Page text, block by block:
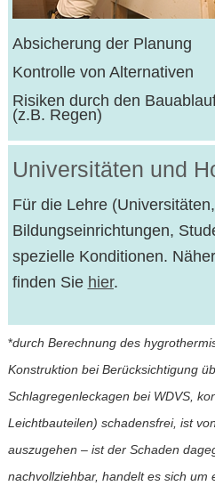
Absicherung der Planung
Kontrolle von Alternativen
Risiken durch den
(z.B. Regen)
Universitäten und
Für die Lehre (Universitäten,
Bildungseinrichtungen,
spezielle Konditionen.
finden Sie hier.
*durch Berechnung des
Konstruktion bei Berücksichtigung
Schlagregenleckagen bei WDVS,
Leichtbauteilen) schadensfrei, ist
auszugehen – ist der Schaden
nachvollziehbar, handelt es sich um